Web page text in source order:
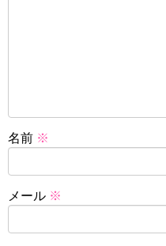
名前 ※
メール ※